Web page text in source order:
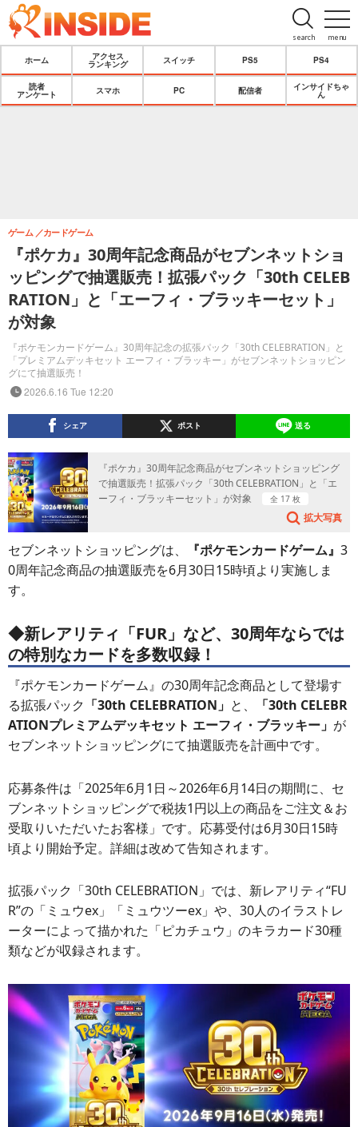
menu
search
ホーム
アクセス
ランキング
スイッチ PS5 PS4
読者
アンケート
スマホ PC 配信者
インサイドちゃ
ん
『ポケカ』30周年記念商品がセブンネットショ
ッピングで抽選販売！拡張パック「30th CELEB
RATION」と「エーフィ・ブラッキーセット」
が対象
『ポケモンカードゲーム』30周年記念の拡張パック「30th CELEBRATION」と
「プレミアムデッキセット エーフィ・ブラッキー」がセブンネットショッピン
グにて抽選販売！
ゲーム カードゲーム
2026.6.16 Tue 12:20
シェア ポスト 送る
『ポケカ』30周年記念商品がセブンネットショッピング
で抽選販売！拡張パック「30th CELEBRATION」と「エ
ーフィ・ブラッキーセット」が対象
全 17 枚
拡大写真
セブンネットショッピングは、 『ポケモンカードゲーム』 3
0周年記念商品の抽選販売を6月30日15時頃より実施しま
す。
◆新レアリティ「FUR」など、30周年ならでは
の特別なカードを多数収録！
『ポケモンカードゲーム』の30周年記念商品として登場す
る拡張パック 「30th CELEBRATION」 と、
「30th CELEBR
ATIONプレミアムデッキセット エーフィ・ブラッキー」 が
セブンネットショッピングにて抽選販売を計画中です。
応募条件は「2025年6月1日～2026年6月14日の期間に、セ
ブンネットショッピングで税抜1円以上の商品をご注文＆お
受取りいただいたお客様」です。応募受付は6月30日15時
頃より開始予定。詳細は改めて告知されます。
拡張パック「30th CELEBRATION」では、新レアリティ“FU
R”の「ミュウex」「ミュウツーex」や、30人のイラストレ
ーターによって描かれた「ピカチュウ」のキラカード30種
類などが収録されます。